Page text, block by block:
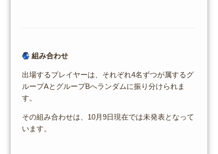
組み合わせ
出場するプレイヤーは、それぞれ4名ずつが属するグ
ループAとグループBへランダムに振り分けられま
す。
その組み合わせは、10月9日現在では未発表となって
います。